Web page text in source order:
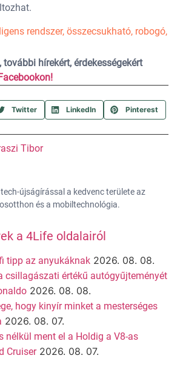
rendszer, összecsukható, robogó,
hírekért, érdekességekért
Twitter LinkedIn Pinterest
újságírással a kedvenc területe az
és a mobiltechnológia.
a 4Life oldalairól
tipp az anyukáknak 2026. 08. 08.
csillagászati értékű autógyűjteményét
2026. 08. 08.
hogy kinyír minket a mesterséges
2026. 08. 07.
nélkül ment el a Holdig a V8-as
Cruiser 2026. 08. 07.